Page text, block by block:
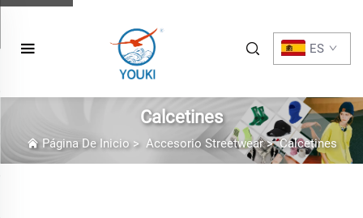
ES
Calcetines
Página De Inicio> Accesorio Streetwear>Calcetines